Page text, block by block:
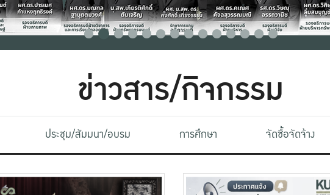
ข่าวสาร/กิจกรรม
ประชุม/สัมมนา/อบรม การศึกษา จัดซื้อจัดจ้าง